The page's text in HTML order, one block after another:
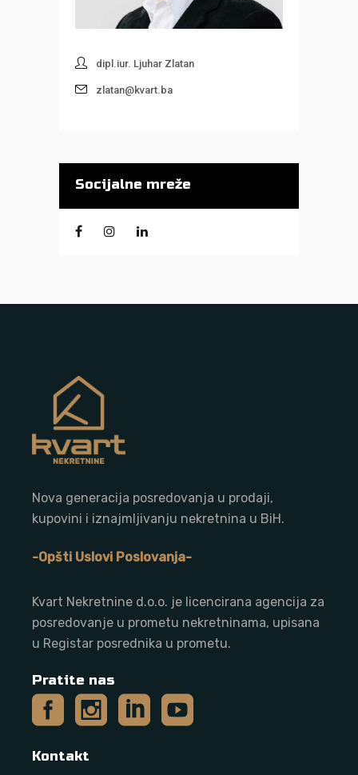
dipl.iur. Ljuhar Zlatan
zlatan@kvart.ba
Socijalne mreže
Nova generacija posredovanja u prodaji,
kupovini i iznajmljivanju nekretnina u BiH.
-Opšti Uslovi Poslovanja-
Kvart Nekretnine d.o.o. je licencirana agencija za
posredovanje u prometu nekretninama, upisana
u Registar posrednika u prometu.
Pratite nas
Kontakt